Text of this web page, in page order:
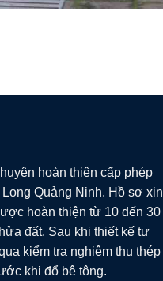
hoàn thiện cấp phép
Quảng Ninh. Hồ sơ xin
hoàn thiện từ 10 đến 30
đất. Sau khi thiết kế tư
kiểm tra nghiệm thu thép
khi đổ bê tông.